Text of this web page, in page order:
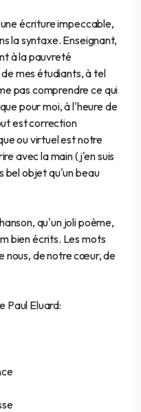
écriture impeccable,
la syntaxe. Enseignant,
à la pauvreté
mes étudiants, à tel
pas comprendre ce qui
pour moi, à l'heure de
est correction
ou virtuel est notre
avec la main (j'en suis
bel objet qu'un beau
qu'un joli poème,
bien écrits. Les mots
nous, de notre cœur, de
Paul Eluard: